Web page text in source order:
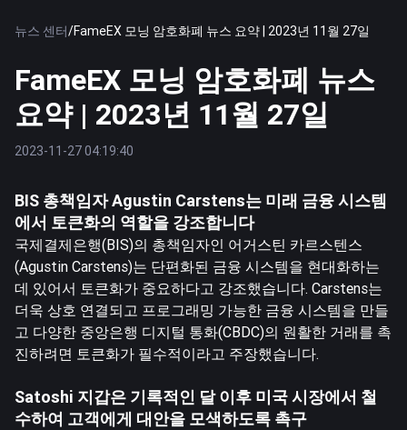
뉴스 센터/FameEX 모닝 암호화폐 뉴스 요약 | 2023년 11월 27일
FameEX 모닝 암호화폐 뉴스
요약 | 2023년 11월 27일
2023-11-27 04:19:40
BIS 총책임자 Agustin Carstens는 미래 금융 시스템
에서 토큰화의 역할을 강조합니다
국제결제은행(BIS)의 총책임자인 어거스틴 카르스텐스
(Agustin Carstens)는 단편화된 금융 시스템을 현대화하는
데 있어서 토큰화가 중요하다고 강조했습니다. Carstens는
더욱 상호 연결되고 프로그래밍 가능한 금융 시스템을 만들
고 다양한 중앙은행 디지털 통화(CBDC)의 원활한 거래를 촉
진하려면 토큰화가 필수적이라고 주장했습니다.
Satoshi 지갑은 기록적인 달 이후 미국 시장에서 철
수하여 고객에게 대안을 모색하도록 촉구